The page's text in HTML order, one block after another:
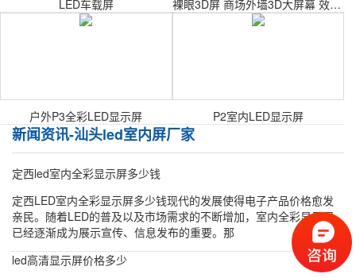
LED车载屏 裸眼3D屏 商场外墙3D大屏幕 效果真实震撼
户外P3全彩LED显示屏 P2室内LED显示屏
新闻资讯-汕头led室内屏厂家
定西led室内全彩显示屏多少钱
定西LED室内全彩显示屏多少钱现代的发展使得电子产品价格愈发
亲民。随着LED的普及以及市场需求的不断增加，室内全彩显示屏
已经逐渐成为展示宣传、信息发布的重要。那
led高清显示屏价格多少